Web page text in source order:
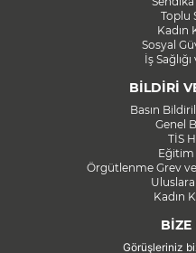
Toplu
Kadın
Sosyal
İş
BİLDİRİ
Basın
Genel
TİS
Eğitim
Örgütlenme Grev
Kadın
BİZE
Görüşleriniz